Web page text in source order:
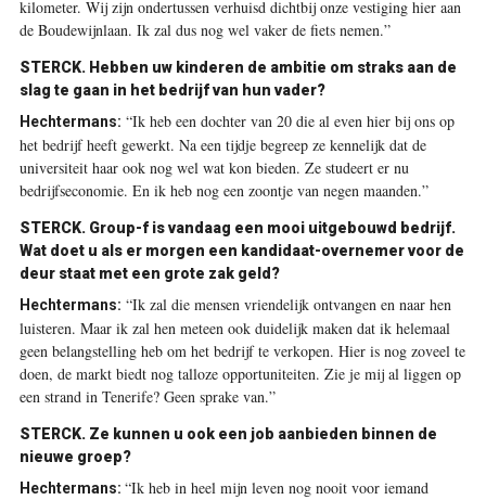
kilometer. Wij zijn ondertussen verhuisd dichtbij onze vestiging hier aan
de Boudewijnlaan. Ik zal dus nog wel vaker de fiets nemen.”
STERCK. Hebben uw kinderen de ambitie om straks aan de
slag te gaan in het bedrijf van hun vader?
Hechtermans: “Ik heb een dochter van 20 die al even hier bij ons op
het bedrijf heeft gewerkt. Na een tijdje begreep ze kennelijk dat de
universiteit haar ook nog wel wat kon bieden. Ze studeert er nu
bedrijfseconomie. En ik heb nog een zoontje van negen maanden.”
STERCK. Group-f is vandaag een mooi uitgebouwd bedrijf.
Wat doet u als er morgen een kandidaat-overnemer voor de
deur staat met een grote zak geld?
Hechtermans: “Ik zal die mensen vriendelijk ontvangen en naar hen
luisteren. Maar ik zal hen meteen ook duidelijk maken dat ik helemaal
geen belangstelling heb om het bedrijf te verkopen. Hier is nog zoveel te
doen, de markt biedt nog talloze opportuniteiten. Zie je mij al liggen op
een strand in Tenerife? Geen sprake van.”
STERCK. Ze kunnen u ook een job aanbieden binnen de
nieuwe groep?
Hechtermans: “Ik heb in heel mijn leven nog nooit voor iemand